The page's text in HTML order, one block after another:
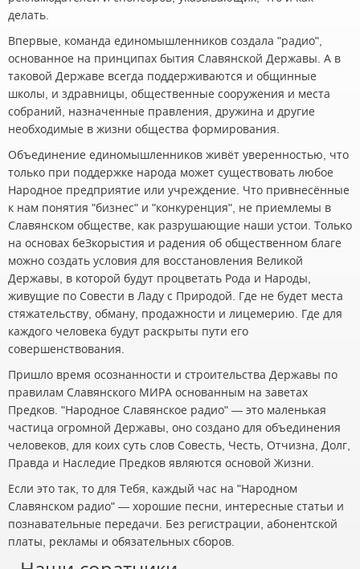
делать.
Впервые, команда единомышленников создала "радио",
основанное на принципах бытия Славянской Державы. А в
таковой Державе всегда поддерживаются и общинные
школы, и здравницы, общественные сооружения и места
собраний, назначенные правления, дружина и другие
необходимые в жизни общества формирования.
Объединение единомышленников живёт уверенностью, что
только при поддержке народа может существовать любое
Народное предприятие или учреждение. Что привнесённые
к нам понятия "бизнес" и "конкуренция", не приемлемы в
Славянском обществе, как разрушающие наши устои. Только
на основах беЗкорыстия и радения об общественном благе
можно создать условия для восстановления Великой
Державы, в которой будут процветать Рода и Народы,
живущие по Совести в Ладу с Природой. Где не будет места
стяжательству, обману, продажности и лицемерию. Где для
каждого человека будут раскрыты пути его
совершенствования.
Пришло время осознанности и строительства Державы по
правилам Славянского МИРА основанным на заветах
Предков. "Народное Славянское радио" — это маленькая
частица огромной Державы, оно создано для объединения
человеков, для коих суть слов Совесть, Честь, Отчизна, Долг,
Правда и Наследие Предков являются основой Жизни.
Если это так, то для Тебя, каждый час на "Народном
Славянском радио" — хорошие песни, интересные статьи и
познавательные передачи. Без регистрации, абонентской
платы, рекламы и обязательных сборов.